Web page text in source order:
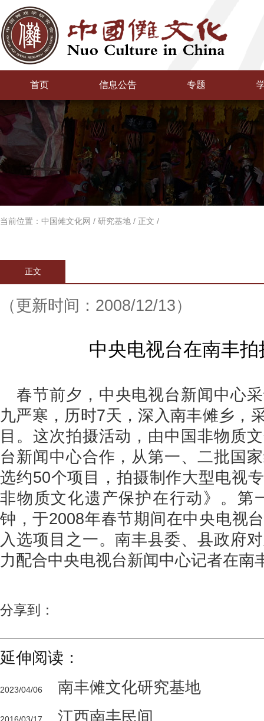
首页 信息公告 专题
当前位置： 中国傩文化网 / 研究基地 / 正文 /
正文
（更新时间：2008/12/13）
中央电视台在南丰
春节前夕，中央电视台新闻中心
九严寒，历时7天，深入南丰傩乡，
目。这次拍摄活动，由中国非物质
台新闻中心合作，从第一、二批国
选约50个项目，拍摄制作大型电视
非物质文化遗产保护在行动》。第
钟，于2008年春节期间在中央电视
入选项目之一。南丰县委、县政府
力配合中央电视台新闻中心记者在南
分享到：
延伸阅读：
2023/04/06 南丰傩文化研究基地
江西南丰民间